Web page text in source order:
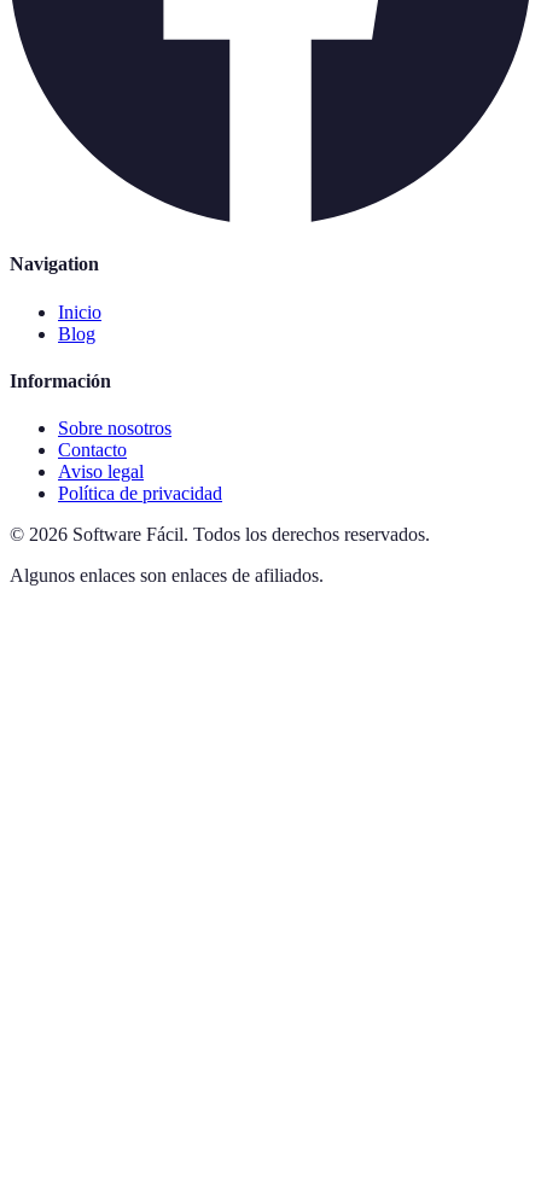
Navigation
Inicio
Blog
Información
Sobre nosotros
Contacto
Aviso legal
Política de privacidad
© 2026 Software Fácil. Todos los derechos reservados.
Algunos enlaces son enlaces de afiliados.